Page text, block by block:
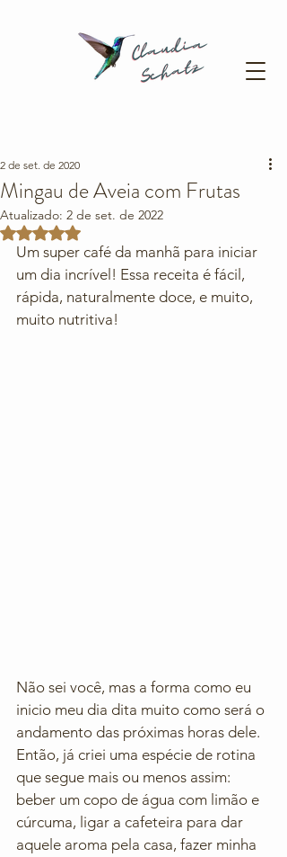
Mingau de Aveia com Frutas
2 de set. de 2020
Atualizado: 2 de set. de 2022
Avaliado com NaN de 5 estrelas.
Um super café da manhã para iniciar
um dia incrível! Essa receita é fácil,
rápida, naturalmente doce, e muito,
muito nutritiva!
Não sei você, mas a forma como eu
inicio meu dia dita muito como será o
andamento das próximas horas dele.
Então, já criei uma espécie de rotina
que segue mais ou menos assim:
beber um copo de água com limão e
cúrcuma, ligar a cafeteira para dar
aquele aroma pela casa, fazer minha